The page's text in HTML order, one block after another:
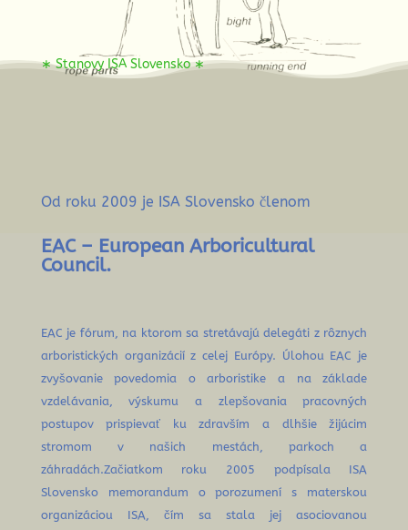
∗ Stanovy ISA Slovensko ∗
Od roku 2009 je ISA Slovensko členom
EAC – European Arboricultural
Council.
EAC je fórum, na ktorom sa stretávajú delegáti z rôznych
arboristických organizácií z celej Európy. Úlohou EAC je
zvyšovanie povedomia o arboristike a na základe
vzdelávania, výskumu a zlepšovania pracovných
postupov prispievať ku zdravším a dlhšie žijúcim
stromom v našich mestách, parkoch a
záhradách.Začiatkom roku 2005 podpísala ISA
Slovensko memorandum o porozumení s materskou
organizáciou ISA, čím sa stala jej asociovanou